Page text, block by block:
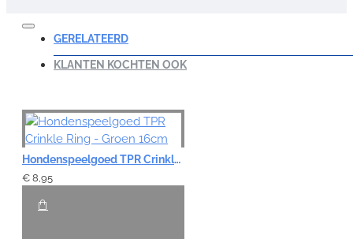
Opmerking:
Note:HTML-code wordt niet vertaald!
Waardering:
Slecht Goed
GERELATEERD
KLANTEN KOCHTEN OOK
Hondenspeelgoed TPR Crinkle Ring - Groen 16cm
€ 8,95